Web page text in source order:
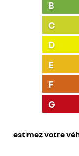
B
C
D
E
F
G
estimez votre